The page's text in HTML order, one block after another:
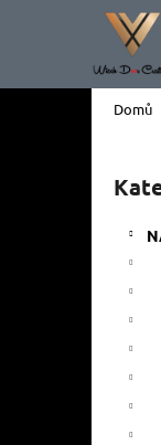
Domů
í
do
do